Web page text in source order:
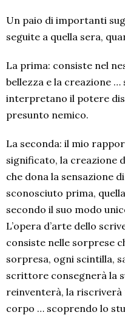
Un paio di importanti
seguite a quella sera,
La prima: consiste nel
bellezza e la creazione
interpretano il potere
presunto nemico.
La seconda: il mio
significato, la creazione
che dona la sensazione
sconosciuto prima,
secondo il suo modo
L’opera d’arte dello
consiste nelle sorprese
sorpresa, ogni scintilla,
scrittore consegnerà la
reinventerà, la riscriverà
corpo … scoprendo lo